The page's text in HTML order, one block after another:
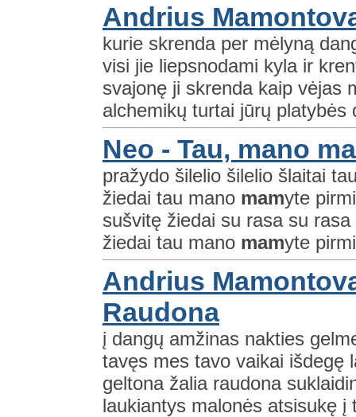
Andrius
kurie skrenda per mėlyną
visi jie liepsnodami kyla ir
svajonę ji skrenda kaip vėjas
alchemikų turtai jūrų platybės
Neo - Tau, mano
pražydo šilelio šilelio šlaitai
žiedai tau mano mamyte
sušvitę žiedai su rasa su
žiedai tau mano mamyte
Andrius
Raudona
į dangų amžinas nakties
tavęs mes tavo vaikai išdegę
geltona žalia raudona
laukiantys malonės atsisukę